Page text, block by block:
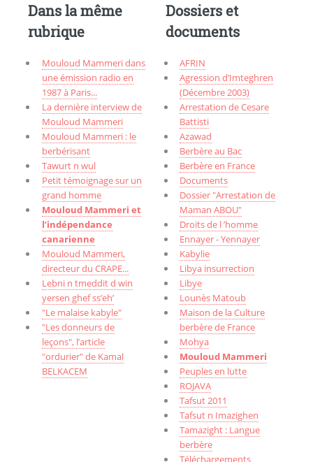
Dans la même
rubrique
Mouloud Mammeri dans
une émission radio en
1987 à Paris...
La dernière interview de
Mouloud Mammeri
Mouloud Mammeri : le
berbérisant
Tawurt n wul
Petit témoignage sur un
grand homme
Mouloud Mammeri et
l’indépendance
canarienne
Mouloud Mammeri,
directeur du CRAPE...
Lebni n tmeddit d win
yersen ghef ss’eh’
"Le malaise kabyle"
"Les donneurs de
leçons", l’article
"ordurier" de Kamal
BELKACEM
Dossiers et
documents
AFRIN
Agression d’Imteghren
(Décembre 2003)
Arrestation de Cesare
Battisti
Azawad
Berbère au Bac
Berbère en France
Documents
Dossier "Arrestation de
Maman ABOU"
Droits de l ’homme
Ennayer - Yennayer
Kabylie
Libya insurrection
Libye
Lounès Matoub
Maison de la Culture
berbère de France
Mohya
Mouloud Mammeri
Peuples en lutte
ROJAVA
Tafsut 2011
Tafsut n Imazighen
Tamazight : Langue
berbère
Téléchargements